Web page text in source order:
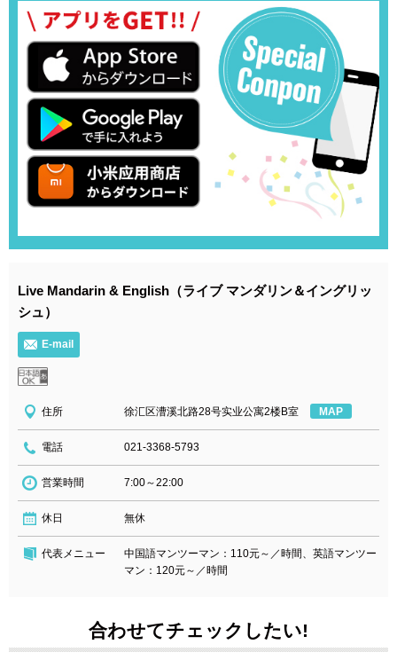
Live Mandarin & English（ライブ マンダリン＆イングリッ
シュ）
E-mail
住所 徐汇区漕溪北路28号实业公寓2楼B室 MAP
電話 021-3368-5793
営業時間 7:00～22:00
休日 無休
代表メニュー
中国語マンツーマン：110元～／時間、英語マンツー
マン：120元～／時間
合わせてチェックしたい!